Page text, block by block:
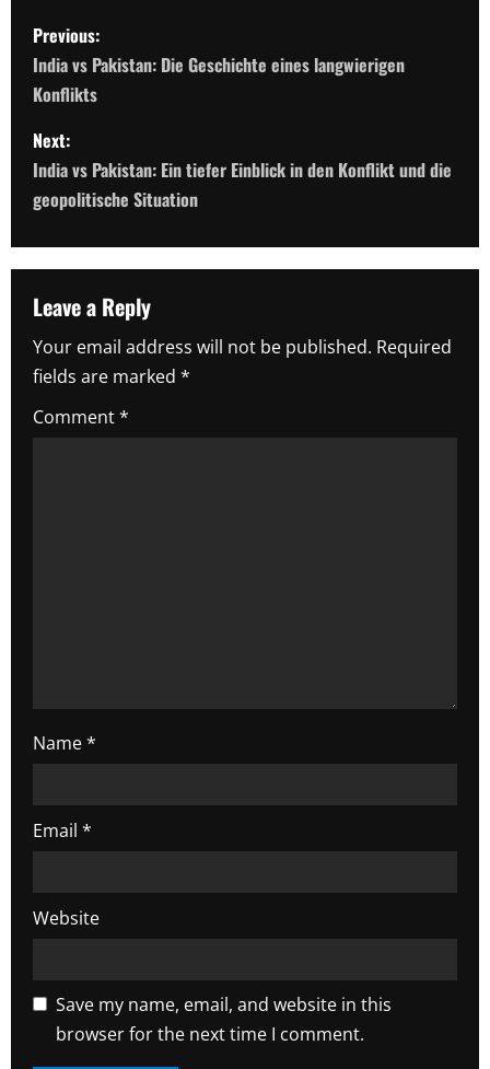
P
o
s
t
n
a
v
i
g
a
Previous:
India vs Pakistan: Die Geschichte eines langwierigen
Konflikts
Next:
India vs Pakistan: Ein tiefer Einblick in den Konflikt und die
geopolitische Situation
Leave a Reply
Your email address will not be published. Required
fields are marked *
Comment*
Name*
Email *
Website
Save my name, email, and website in this
browser for the next time I comment.